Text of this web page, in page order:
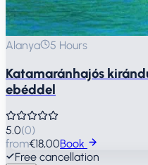
Alanya 5 Hours
Katamaránhajós
ebéddel
5.0(0)
from€18,00Book
Free cancellation